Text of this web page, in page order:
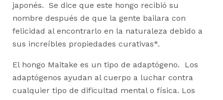
japonés. Se dice que este hongo recibió su
nombre después de que la gente bailara con
felicidad al encontrarlo en la naturaleza debido a
sus increíbles propiedades curativas*.
El hongo Maitake es un tipo de adaptógeno. Los
adaptógenos ayudan al cuerpo a luchar contra
cualquier tipo de dificultad mental o física. Los